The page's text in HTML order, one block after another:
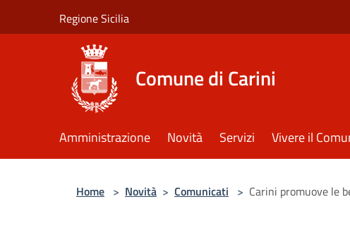
Regione Sicilia
Comune di Carini
Amministrazione Novità Servizi Vivere il
Home > Novità > Comunicati > Carini promuove le